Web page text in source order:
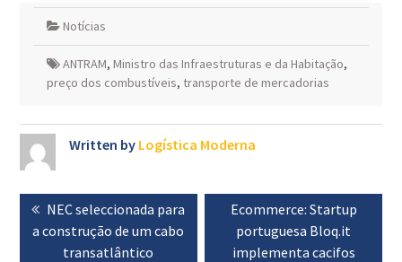
Notícias
ANTRAM, Ministro das Infraestruturas e da Habitação,
preço dos combustíveis, transporte de mercadorias
Written by Logística Moderna
Navegação
de
artigos
Previous
post:
NEC seleccionada para
a construção de um cabo
transatlântico
Next
post:
Ecommerce: Startup
portuguesa Bloq.it
implementa cacifos